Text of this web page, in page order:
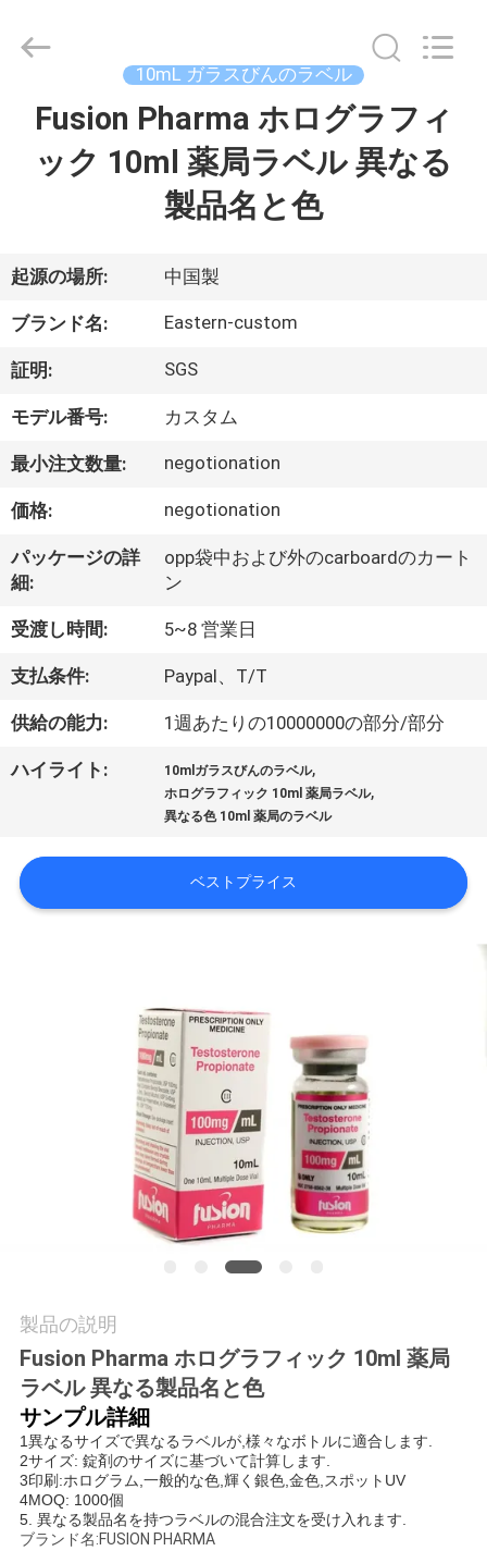
ダ
ク
ト
私
に
つ
い
て
工
場
行
絡
し
な
さ
い
2017
(Xiamen)
Industry
10mL ガラスびんのラベル
Fusion Pharma ホログラフィ
ック 10ml 薬局ラベル 異なる
製品名と色
起源の場所: 中国製
ブランド名: Eastern-custom
証明: SGS
モデル番号: カスタム
最小注文数量: negotionation
価格: negotionation
パッケージの詳
細:
opp袋中および外のcarboardのカート
ン
受渡し時間: 5~8 営業日
支払条件: Paypal、T/T
供給の能力: 1週あたりの10000000の部分/部分
ハイライト: 10mlガラスびんのラベル,
ホログラフィック 10ml 薬局ラベル,
異なる色 10ml 薬局のラベル
ベストプライス
製品の説明
Fusion Pharma ホログラフィック 10ml 薬局
ラベル 異なる製品名と色
サンプル詳細
1異なるサイズで異なるラベルが,様々なボトルに適合します.
2サイズ: 錠剤のサイズに基づいて計算します.
3印刷:ホログラム,一般的な色,輝く銀色,金色,スポットUV
4MOQ: 1000個
5. 異なる製品名を持つラベルの混合注文を受け入れます.
ブランド名:FUSION PHARMA